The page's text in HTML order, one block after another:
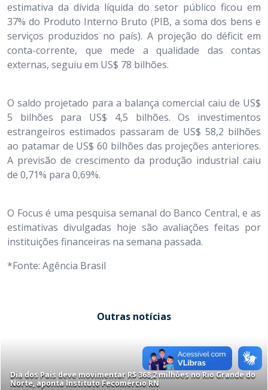
estimativa da dívida líquida do setor público ficou em
37% do Produto Interno Bruto (PIB, a soma dos bens e
serviços produzidos no país). A projeção do déficit em
conta-corrente, que mede a qualidade das contas
externas, seguiu em US$ 78 bilhões.
O saldo projetado para a balança comercial caiu de US$
5 bilhões para US$ 4,5 bilhões. Os investimentos
estrangeiros estimados passaram de US$ 58,2 bilhões
ao patamar de US$ 60 bilhões das projeções anteriores.
A previsão de crescimento da produção industrial caiu
de 0,71% para 0,69%.
O Focus é uma pesquisa semanal do Banco Central, e as
estimativas divulgadas hoje são avaliações feitas por
instituições financeiras na semana passada.
*Fonte: Agência Brasil
Outras notícias
Dia dos Pais deve movimentar R$ 368,2 milhões no Rio Grande do
Norte, aponta Instituto Fecomércio RN